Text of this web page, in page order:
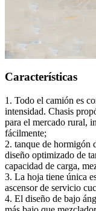
Características
1. Todo el camión es
intensidad. Chasis
para el mercado rural,
fácilmente;
2. tanque de hormigón
diseño optimizado de
capacidad de carga,
3. La hoja tiene única
ascensor de servicio
4. El diseño de bajo